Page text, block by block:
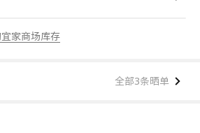
家商场库存
全部3条晒单